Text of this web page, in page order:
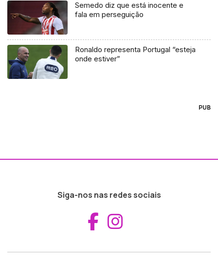
Semedo diz que está inocente e
fala em perseguição
Ronaldo representa Portugal “esteja
onde estiver”
PUB
Siga-nos nas redes sociais
Aceder ao